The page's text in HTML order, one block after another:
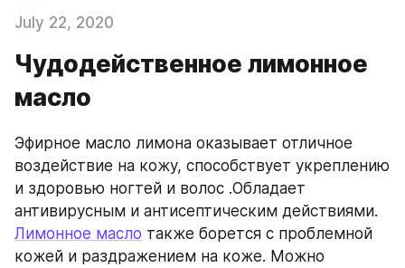
July 22, 2020
Чудодейственное лимонное
масло
Эфирное масло лимона оказывает отличное
воздействие на кожу, способствует укреплению
и здоровью ногтей и волос .Обладает
Лимонное масло также борется с проблемной
кожей и раздражением на коже. Можно